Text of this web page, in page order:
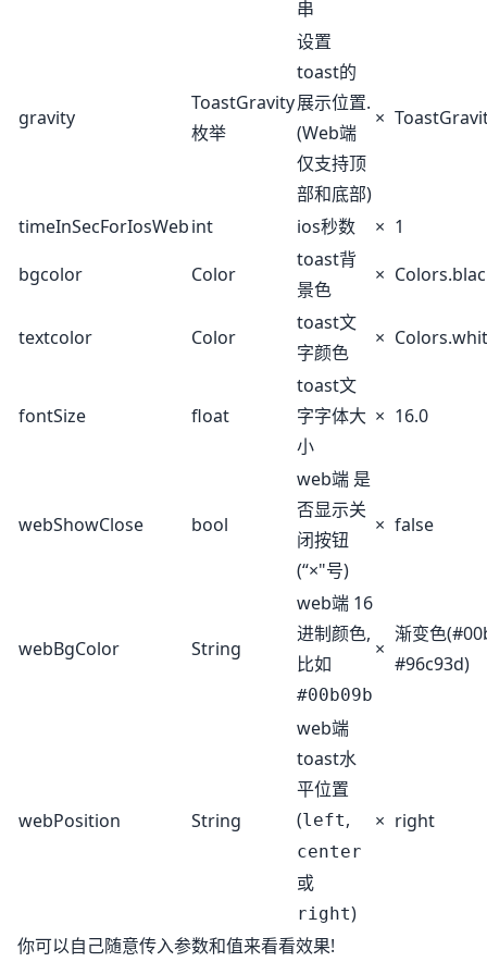
串
gravity
ToastGravity
枚举
设置
toast的
展示位置.
(Web端
仅支持顶
部和底部)
×
timeInSecForIosWebint ios秒数 × 1
bgcolor
Color
toast背
景色
×
textcolor Color
toast文
字颜色
×
fontSize float
toast文
字字体大
小
× 16.0
webShowClose bool
web端 是
否显示关
闭按钮
(“×"号)
× false
webBgColor String
web端 16
进制颜色,
比如
#00b09b
×
渐变色
#96c93d)
webPosition String
web端
toast水
平位置
(left,
center
或
right)
× right
你可以自己随意传入参数和值来看看效果!